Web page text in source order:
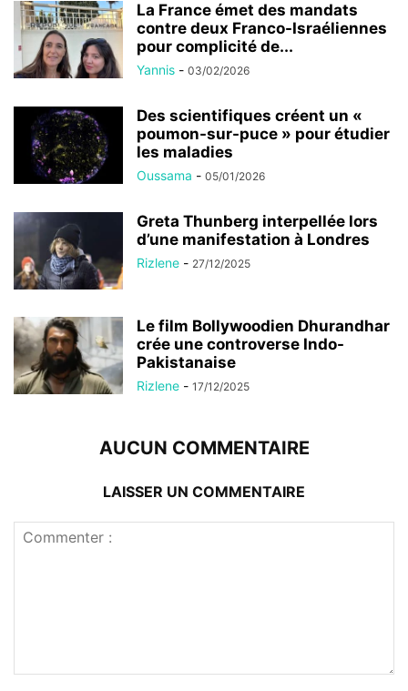
La France émet des mandats
contre deux Franco-Israéliennes
pour complicité de...
Yannis - 03/02/2026
Des scientifiques créent un «
poumon-sur-puce » pour étudier
les maladies
Oussama - 05/01/2026
Greta Thunberg interpellée lors
d’une manifestation à Londres
Rizlene - 27/12/2025
Le film Bollywoodien Dhurandhar
crée une controverse Indo-
Pakistanaise
Rizlene - 17/12/2025
AUCUN COMMENTAIRE
LAISSER UN COMMENTAIRE